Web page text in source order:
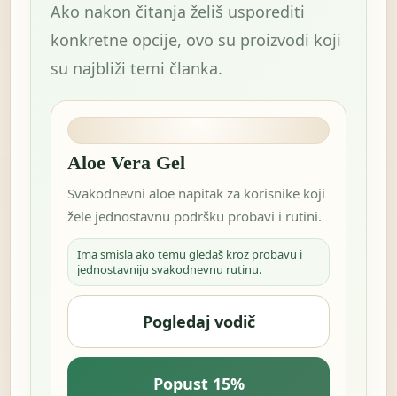
Ako nakon čitanja želiš usporediti
konkretne opcije, ovo su proizvodi koji
su najbliži temi članka.
Aloe Vera Gel
Svakodnevni aloe napitak za korisnike koji
žele jednostavnu podršku probavi i rutini.
Ima smisla ako temu gledaš kroz probavu i
jednostavniju svakodnevnu rutinu.
Pogledaj vodič
Popust 15%